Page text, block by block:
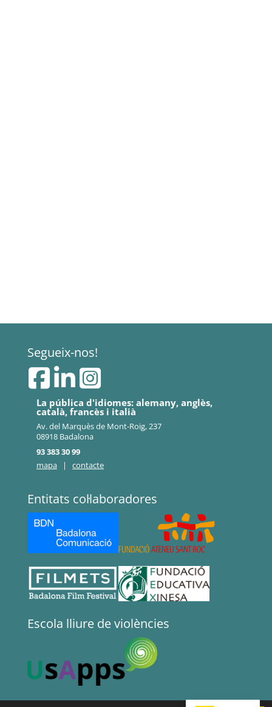
Segueix-nos!
La pública d'idiomes: alemany, anglès,
català, francès i italià
Av. del Marquès de Mont-Roig, 237
08918 Badalona
93 383 30 99
mapa
| contacte
Entitats col·laboradores
Escola lliure de violències